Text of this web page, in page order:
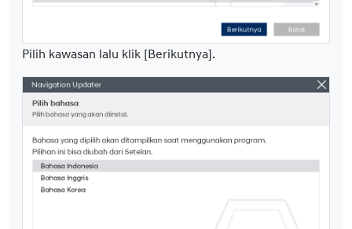
Pilih kawasan lalu klik [Berikutnya].